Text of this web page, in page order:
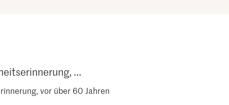
...
vor über 60 Jahren